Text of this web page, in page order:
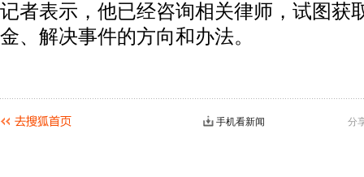
记者表示，他已经咨询相关律师，试图获
金、解决事件的方向和办法。
分
手机看新闻